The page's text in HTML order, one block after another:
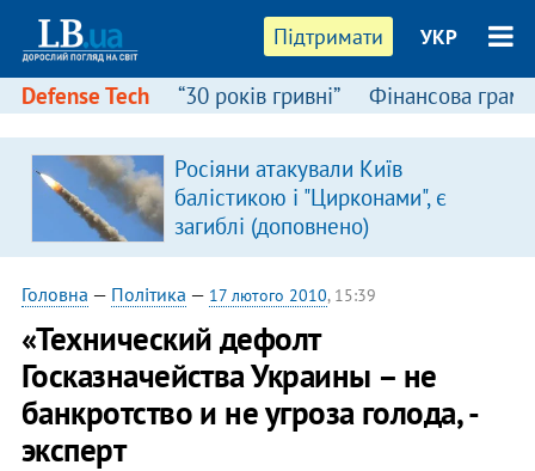
Підтримати УКР
Defense Tech “30 років гривні” Фінансова
Росіяни атакували Київ
балістикою і "Цирконами", є
загиблі (доповнено)
Головна — Політика — 17 лютого 2010, 15:39
«Технический дефолт
Госказначейства Украины – не
банкротство и не угроза голода, -
эксперт